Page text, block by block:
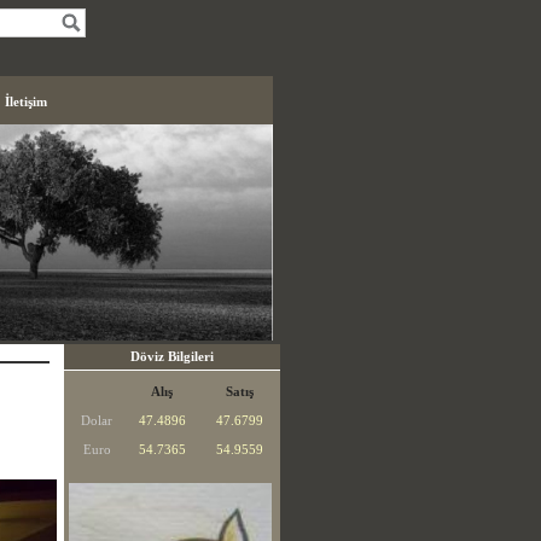
İletişim
Döviz Bilgileri
Alış
Satış
Dolar
47.4896
47.6799
Euro
54.7365 54.9559